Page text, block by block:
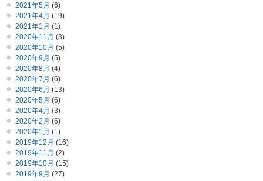
2021年5月 (6)
2021年4月 (19)
2021年1月 (1)
2020年11月 (3)
2020年10月 (5)
2020年9月 (5)
2020年8月 (4)
2020年7月 (6)
2020年6月 (13)
2020年5月 (6)
2020年4月 (3)
2020年2月 (6)
2020年1月 (1)
2019年12月 (16)
2019年11月 (2)
2019年10月 (15)
2019年9月 (27)